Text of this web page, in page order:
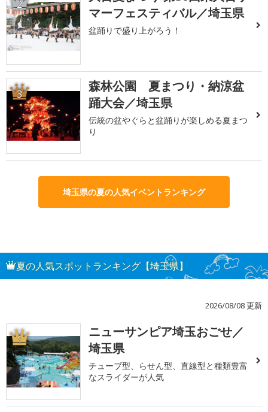
2
マーフェスティバル／埼玉県
盆踊りで盛り上がろう！
3
森林公園 夏まつり・納涼盆
踊大会／埼玉県
伝統の盆やぐらと盆踊りが楽しめる夏まつ
り
埼玉県の夏の人気イベントランキング
夏の人気スポットランキング【埼玉県】
2026/08/08 更新
1
ニューサンピア埼玉おごせ／
埼玉県
チューブ型、らせん型、直線型と種類豊富
なスライダーが人気